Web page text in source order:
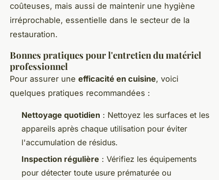
coûteuses, mais aussi de maintenir une hygiène
irréprochable, essentielle dans le secteur de la
restauration.
Bonnes pratiques pour l'entretien du matériel
professionnel
Pour assurer une efficacité en cuisine, voici
quelques pratiques recommandées :
Nettoyage quotidien : Nettoyez les surfaces et les
appareils après chaque utilisation pour éviter
l'accumulation de résidus.
Inspection régulière : Vérifiez les équipements
pour détecter toute usure prématurée ou